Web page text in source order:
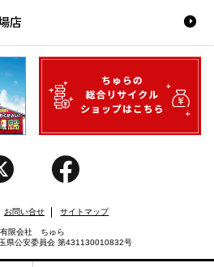
店
お問い合せ サイトマップ
有限会社 ちゅら
県公安委員会 第431130010832号